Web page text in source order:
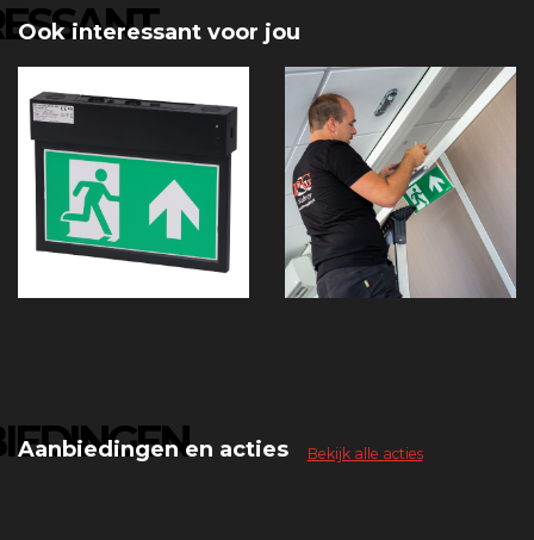
Ook interessant voor jou
Aanbiedingen en acties Bekijk alle acties